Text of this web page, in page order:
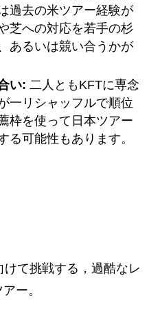
過去の米ツアー経験が
芝への対応を若手の杉
あるいは競い合うかが
い: 二人ともKFTに専念
一リシャッフルで順位
枠を使って日本ツアー
る可能性もあります。
て挑戦する，過酷なレ
ー。